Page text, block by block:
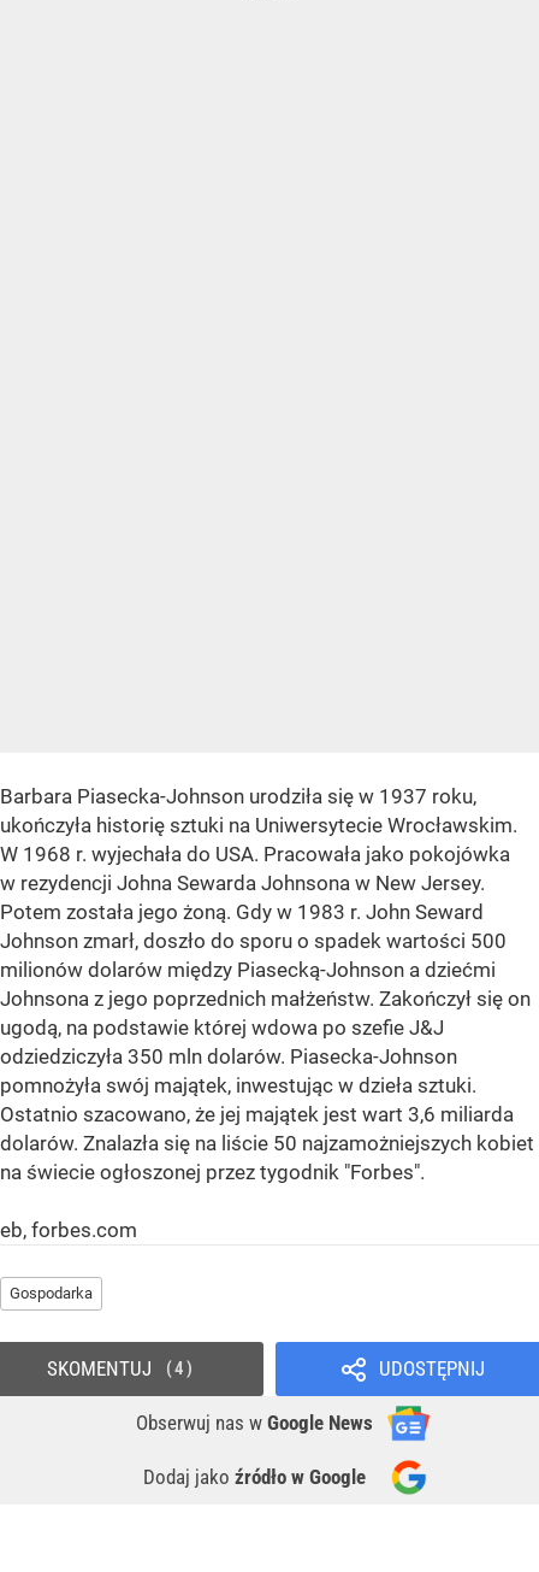
Barbara Piasecka-Johnson urodziła się w 1937 roku,
ukończyła historię sztuki na Uniwersytecie Wrocławskim.
W 1968 r. wyjechała do USA. Pracowała jako pokojówka
w rezydencji Johna Sewarda Johnsona w New Jersey.
Potem została jego żoną. Gdy w 1983 r. John Seward
Johnson zmarł, doszło do sporu o spadek wartości 500
milionów dolarów między Piasecką-Johnson a dziećmi
Johnsona z jego poprzednich małżeństw. Zakończył się on
ugodą, na podstawie której wdowa po szefie J&J
odziedziczyła 350 mln dolarów. Piasecka-Johnson
pomnożyła swój majątek, inwestując w dzieła sztuki.
Ostatnio szacowano, że jej majątek jest wart 3,6 miliarda
dolarów. Znalazła się na liście 50 najzamożniejszych kobiet
na świecie ogłoszonej przez tygodnik "Forbes".
eb, forbes.com
Gospodarka
UDOSTĘPNIJ
Obserwuj nas w Google News
Dodaj jako źródło w Google
SKOMENTUJ 4